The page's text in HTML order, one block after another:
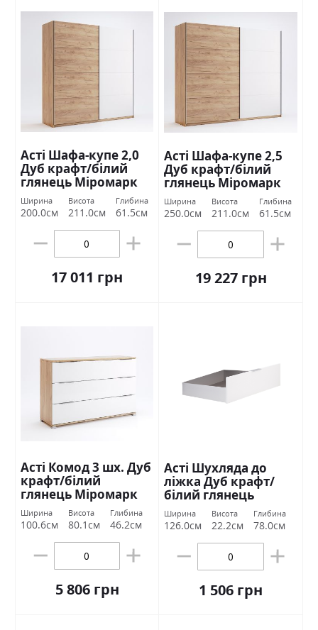
Асті Шафа-купе 2,0
Дуб крафт/білий
глянець Міромарк
Ширина
200.0см
Висота
211.0см
Глибина
61.5см
17 011 грн
Асті Шафа-купе 2,5
Дуб крафт/білий
глянець Міромарк
Ширина
250.0см
Висота
211.0см
Глибина
61.5см
19 227 грн
Асті Комод 3 шх. Дуб
крафт/білий
глянець Міромарк
Ширина
100.6см
Висота
80.1см
Глибина
46.2см
5 806 грн
Асті Шухляда до
ліжка Дуб крафт/
білий глянець
Міромарк
Ширина
126.0см
Висота
22.2см
Глибина
78.0см
1 506 грн